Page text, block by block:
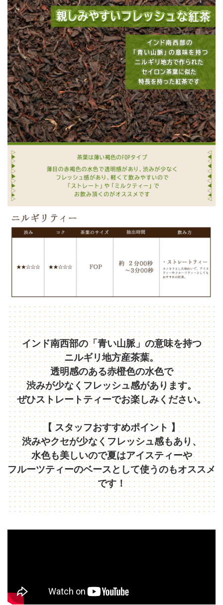
インド南西部の「青い山脈」の意味を持つ
ニルギリ地方産茶葉。
透明感のある赤橙色の水色で
渋みが少なくフレッシュ感があります。
ぜひストレートティーでお楽しみください。
【 スタッフおすすめポイント 】
渋みやクセが少なくフレッシュ感もあり、
水色も美しいので夏はアイスティーや
フルーツティーのベースとして使うのもオススメ
です！